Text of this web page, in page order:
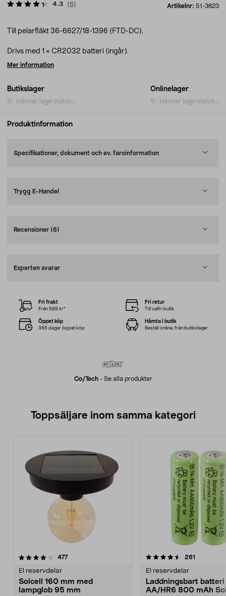
Artikelnr: 51-3623
4.3 (6)
Butikslager
Hämtar lagerstatus...
Onlinelager
Hämtar lagerstatus...
Till pelarfläkt 36-6627/18-1396 (FTD-DC).
Drivs med 1 × CR2032 batteri (ingår).
Mer information
Produktinformation
Specifikationer, dokument och ev. faroinformation
Trygg E-Handel
Recensioner (6)
Experten svarar
Co/tech- Se alla produkter
Fri frakt
Från 599 kr*
Fri retur
Till valfri butik
Öppet köp
365 dagar öppet köp
Hämta i butik
Beställ online, från butikslager
Toppsäljare inom samma kategori
477recensioner
El reservdelar
Solcell 160 mm med
lampglob 95 mm
4.5 av 5 stjärnor 261
El reservdelar
Laddningsbart batteri
AA/HR6 800 mAh
4.5 av 5 stjärnor